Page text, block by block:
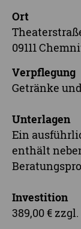
Ort
09111
Verpflegung
Getränke
Unterlagen
Ein
enthält
Investition
389,00 €